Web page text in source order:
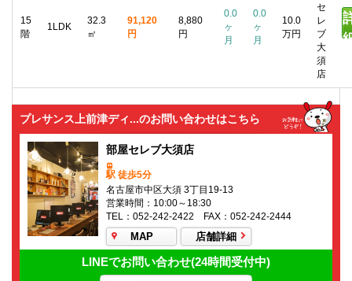
15
階
1LDK
32.3
㎡
91,120
円
8,880
円
0.0
ヶ
月
0.0
ヶ
月
10.0
万円
セ
レ
ブ
大
須
店
プレサンス上前津ディ...のお問い合わせはこちら
部屋セレブ大須店
駅 徒歩5分
名古屋市中区大須 3丁目19-13
営業時間：10:00～18:30
TEL：052-242-2422 FAX：052-242-2444
MAP 店舗詳細
LINEでお問い合わせ(24時間受付中)